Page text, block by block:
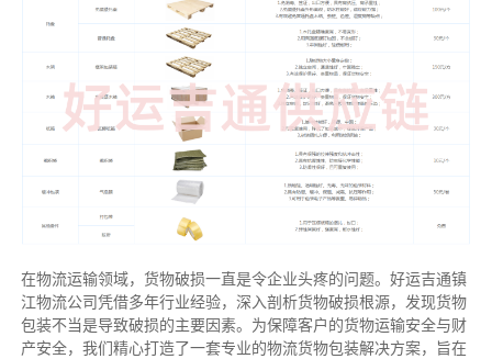
在物流运输领域，货物破损一直是令企业头疼的问题。好运吉通镇
江物流公司凭借多年行业经验，深入剖析货物破损根源，发现货物
包装不当是导致破损的主要因素。为保障客户的货物运输安全与财
产安全，我们精心打造了一套专业的物流货物包装解决方案，旨在